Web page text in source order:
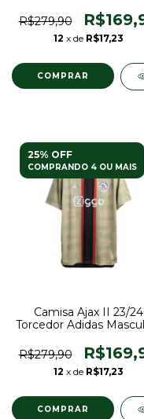
R$279,90
12 x de R$17,23
COMPRAR
25% OFF
COMPRANDO 4 OU MAIS
Camisa Ajax II 23/24
Torcedor Adidas
R$279,90
12 x de R$17,23
COMPRAR